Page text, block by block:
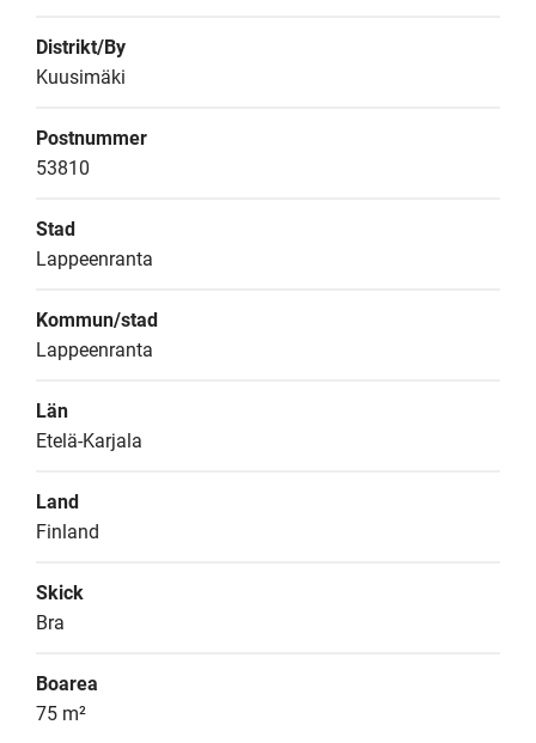
Distrikt/By
Kuusimäki
Postnummer
53810
Stad
Lappeenranta
Kommun/stad
Lappeenranta
Län
Etelä-Karjala
Land
Finland
Skick
Bra
Boarea
75 m²